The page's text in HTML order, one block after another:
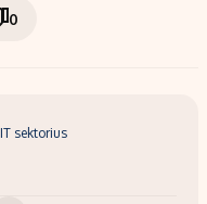
0
IT sektorius